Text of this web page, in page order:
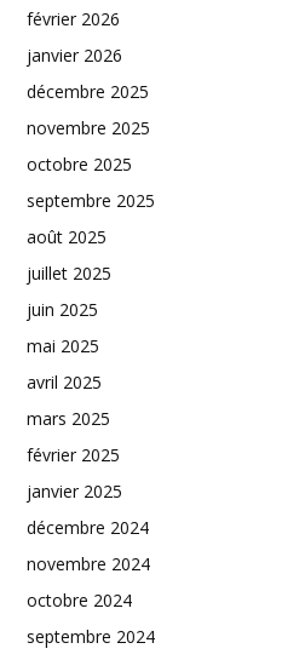
février 2026
janvier 2026
décembre 2025
novembre 2025
octobre 2025
septembre 2025
août 2025
juillet 2025
juin 2025
mai 2025
avril 2025
mars 2025
février 2025
janvier 2025
décembre 2024
novembre 2024
octobre 2024
septembre 2024